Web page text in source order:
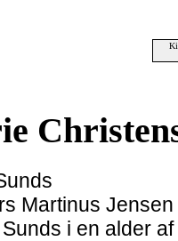
Martinus
i en alder